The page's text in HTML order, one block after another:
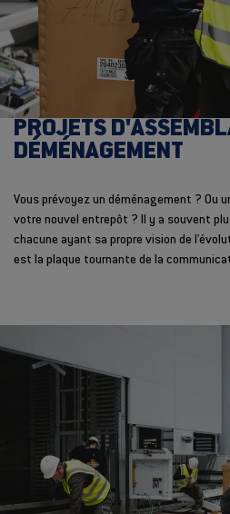
PROJETS
DÉMÉNAGEMENT
Vous prévoyez un déménagement ? Ou
votre nouvel entrepôt ? Il y a souvent
chacune ayant sa propre vision de
est la plaque tournante de la